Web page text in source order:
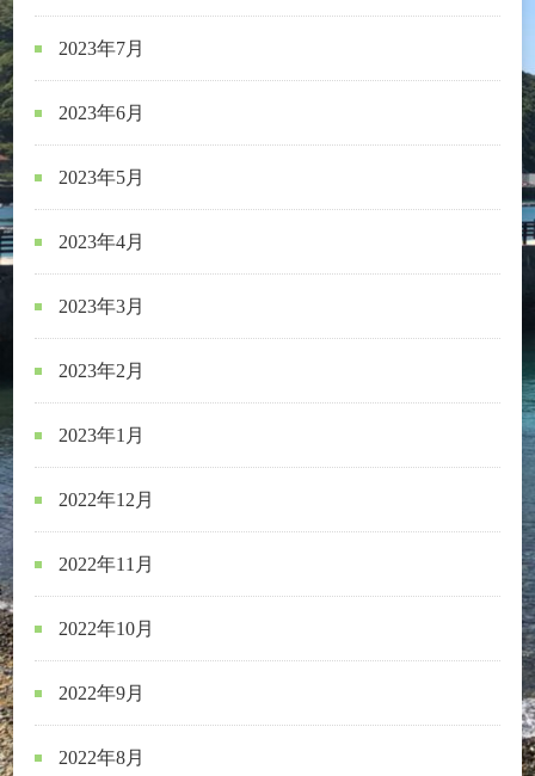
2023年7月
2023年6月
2023年5月
2023年4月
2023年3月
2023年2月
2023年1月
2022年12月
2022年11月
2022年10月
2022年9月
2022年8月